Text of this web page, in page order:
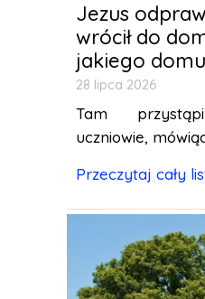
Jezus
wrócił do
jakiego
28 lipca 2026
Tam
uczniowie,
Przeczytaj cały